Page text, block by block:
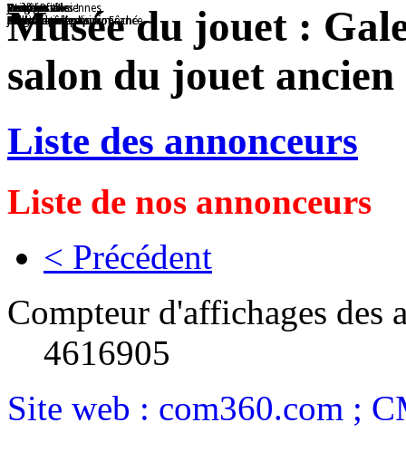
Voitures
Collection
Jouet en tôle
Magnifique collection
Passe-Boules !
Réalisé avec papier mâché
Ted
Nounours
Poupée
Jouet de collection
Caroussel
Jouet en tôle
Voitures anciennes
Collection
Wagon
Train
Les figurines
Les soldats
Oui Chef !!!
Mini Cuisinière
Avion
Avion 6 moteurs Air France
Musée du jouet :
salon du jouet
Liste des annonceurs
Liste de nos annonceurs
< Précédent
Compteur d'affichages des
4616905
Site web : com360.com ;